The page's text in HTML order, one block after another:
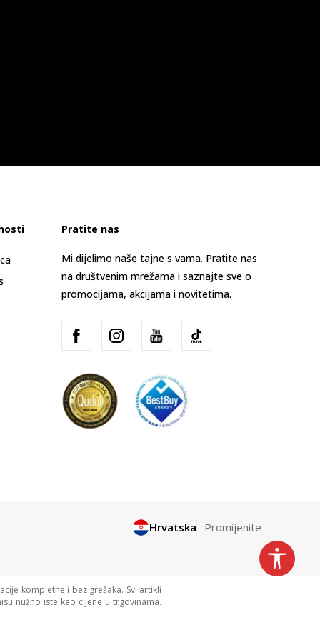
Pratite nas
Mi dijelimo naše tajne s vama. Pratite nas
na društvenim mrežama i saznajte sve o
promocijama, akcijama i novitetima.
Hrvatska Promijenite
kompletne i bez grešaka. Svi artikli
nužno iste kao cijene u trgovinama.